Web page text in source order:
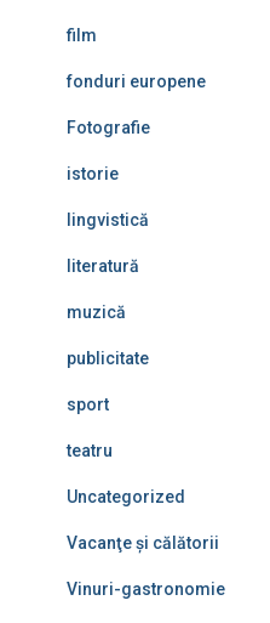
film
fonduri europene
Fotografie
istorie
lingvistică
literatură
muzică
publicitate
sport
teatru
Uncategorized
Vacanţe şi călătorii
Vinuri-gastronomie